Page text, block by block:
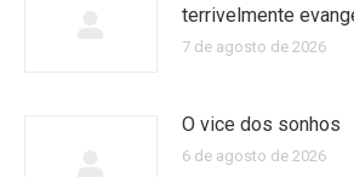
terrivelmente
7 de agosto de 2026
O vice dos sonhos
6 de agosto de 2026